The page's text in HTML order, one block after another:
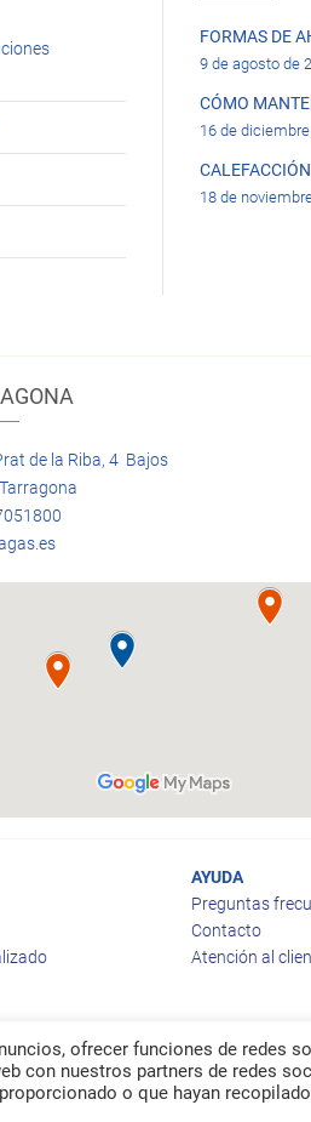
FORMAS DE
9 de agosto de
CÓMO
16 de
18 de
de la Riba, 4 Bajos
AYUDA
Preguntas
Contacto
Atención al
ofrecer funciones de redes
con nuestros partners de redes
o que hayan